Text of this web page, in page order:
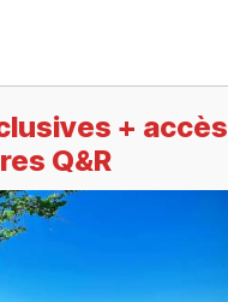
+ accès
Q&R